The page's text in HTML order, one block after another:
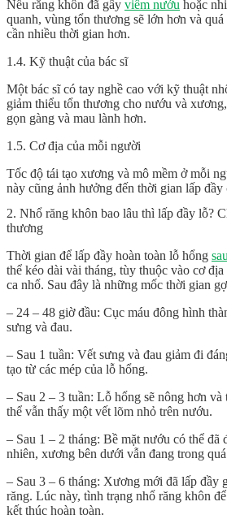
Nếu răng khôn đã gây viêm nướu hoặc
quanh, vùng tổn thương sẽ lớn hơn và
cần nhiều thời gian hơn.
1.4. Kỹ thuật của bác sĩ
Một bác sĩ có tay nghề cao với kỹ thuật
giảm thiểu tổn thương cho nướu và
gọn gàng và mau lành hơn.
1.5. Cơ địa của mỗi người
Tốc độ tái tạo xương và mô mềm ở mỗi
này cũng ảnh hưởng đến thời gian lấp đầy
2. Nhổ răng khôn bao lâu thì lấp đầy lỗ?
thương
Thời gian để lấp đầy hoàn toàn lỗ hổng
thể kéo dài vài tháng, tùy thuộc vào cơ
ca nhổ. Sau đây là những mốc thời gian
– 24 – 48 giờ đầu: Cục máu đông hình
sưng và đau.
– Sau 1 tuần: Vết sưng và đau giảm đi
tạo từ các mép của lỗ hổng.
– Sau 2 – 3 tuần: Lỗ hổng sẽ nông hơn
thể vẫn thấy một vết lõm nhỏ trên nướu.
– Sau 1 – 2 tháng: Bề mặt nướu có thể đã
nhiên, xương bên dưới vẫn đang trong
– Sau 3 – 6 tháng: Xương mới đã lấp đầy
răng. Lúc này, tình trạng nhổ răng khôn
kết thúc hoàn toàn.